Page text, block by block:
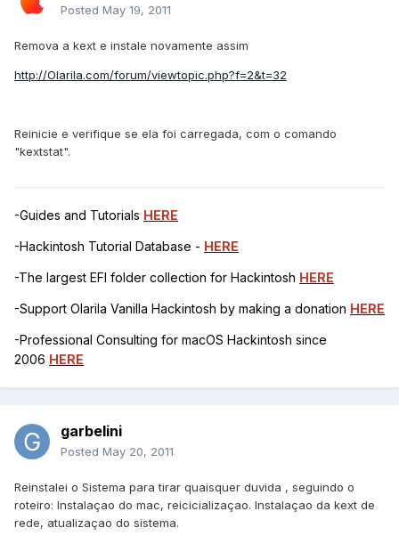
Posted May 19, 2011
Remova a kext e instale novamente assim
http://Olarila.com/forum/viewtopic.php?f=2&t=32
Reinicie e verifique se ela foi carregada, com o comando
"kextstat".
-Guides and Tutorials HERE
-Hackintosh Tutorial Database - HERE
-The largest EFI folder collection for Hackintosh HERE
-Support Olarila Vanilla Hackintosh by making a donation HERE
-Professional Consulting for macOS Hackintosh since
2006 HERE
garbelini
Posted May 20, 2011
Reinstalei o Sistema para tirar quaisquer duvida , seguindo o
roteiro: Instalaçao do mac, reicicializaçao. Instalaçao da kext de
rede, atualizaçao do sistema.